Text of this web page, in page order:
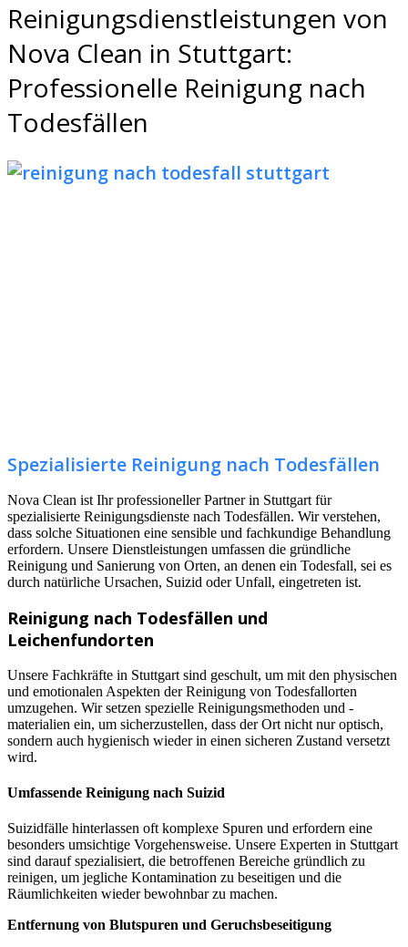
Reinigungsdienstleistungen von
Nova Clean in Stuttgart:
Professionelle Reinigung nach
Todesfällen
Spezialisierte Reinigung nach Todesfällen
Nova Clean ist Ihr professioneller Partner in Stuttgart für
spezialisierte Reinigungsdienste nach Todesfällen. Wir verstehen,
dass solche Situationen eine sensible und fachkundige Behandlung
erfordern. Unsere Dienstleistungen umfassen die gründliche
Reinigung und Sanierung von Orten, an denen ein Todesfall, sei es
durch natürliche Ursachen, Suizid oder Unfall, eingetreten ist.
Reinigung nach Todesfällen und
Leichenfundorten
Unsere Fachkräfte in Stuttgart sind geschult, um mit den physischen
und emotionalen Aspekten der Reinigung von Todesfallorten
umzugehen. Wir setzen spezielle Reinigungsmethoden und -
materialien ein, um sicherzustellen, dass der Ort nicht nur optisch,
sondern auch hygienisch wieder in einen sicheren Zustand versetzt
wird.
Umfassende Reinigung nach Suizid
Suizidfälle hinterlassen oft komplexe Spuren und erfordern eine
besonders umsichtige Vorgehensweise. Unsere Experten in Stuttgart
sind darauf spezialisiert, die betroffenen Bereiche gründlich zu
reinigen, um jegliche Kontamination zu beseitigen und die
Räumlichkeiten wieder bewohnbar zu machen.
Entfernung von Blutspuren und Geruchsbeseitigung